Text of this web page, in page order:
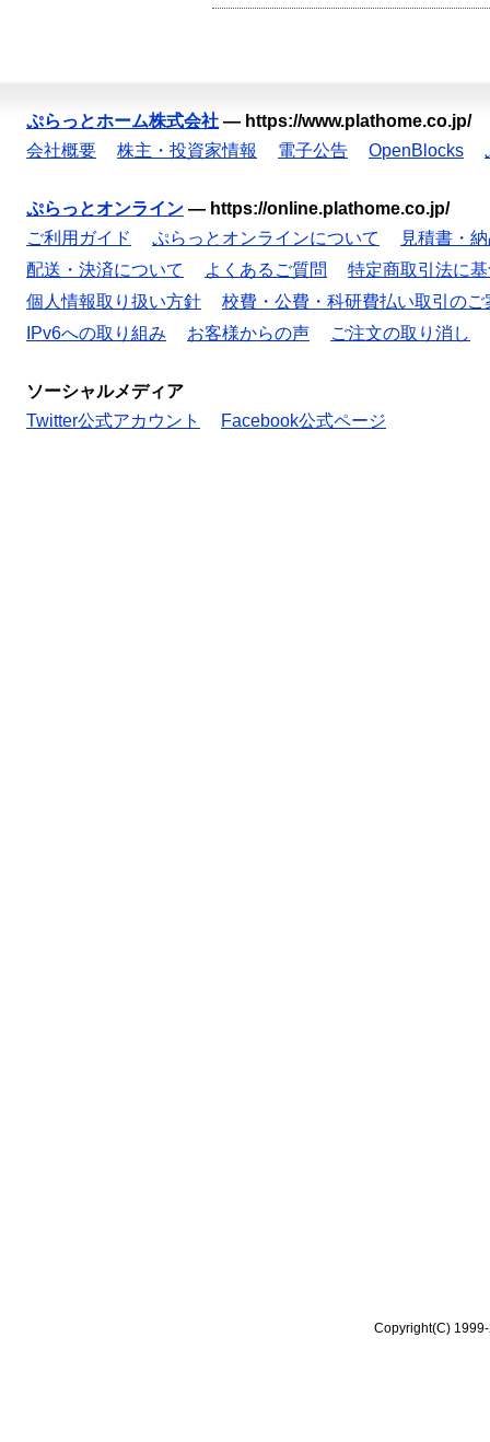
ぷらっとホーム株式会社 — https://www.plathome.co.jp/
会社概要
株主・投資家情報 電子公告 OpenBlocks
ぷらっとオンライン — https://online.plathome.co.jp/
ご利用ガイド
ぷらっとオンラインについて
見積書・
配送・決済について
よくあるご質問
特定商取引法に
個人情報取り扱い方針
校費・公費・科研費払い取引のご
IPv6への取り組み
お客様からの声 ご注文の取り消し
ソーシャルメディア
Twitter公式アカウント
Facebook公式ページ
Copyright(C)